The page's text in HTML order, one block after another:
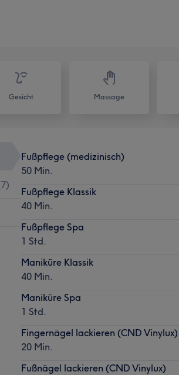
Gesicht Massage
7)
Fußpflege (medizinisch)
50 Min.
Fußpflege Klassik
40 Min.
Fußpflege Spa
1 Std.
Maniküre Klassik
40 Min.
Maniküre Spa
1 Std.
Fingernägel lackieren (CND Vinylux)
20 Min.
Fußnägel lackieren (CND Vinylux)